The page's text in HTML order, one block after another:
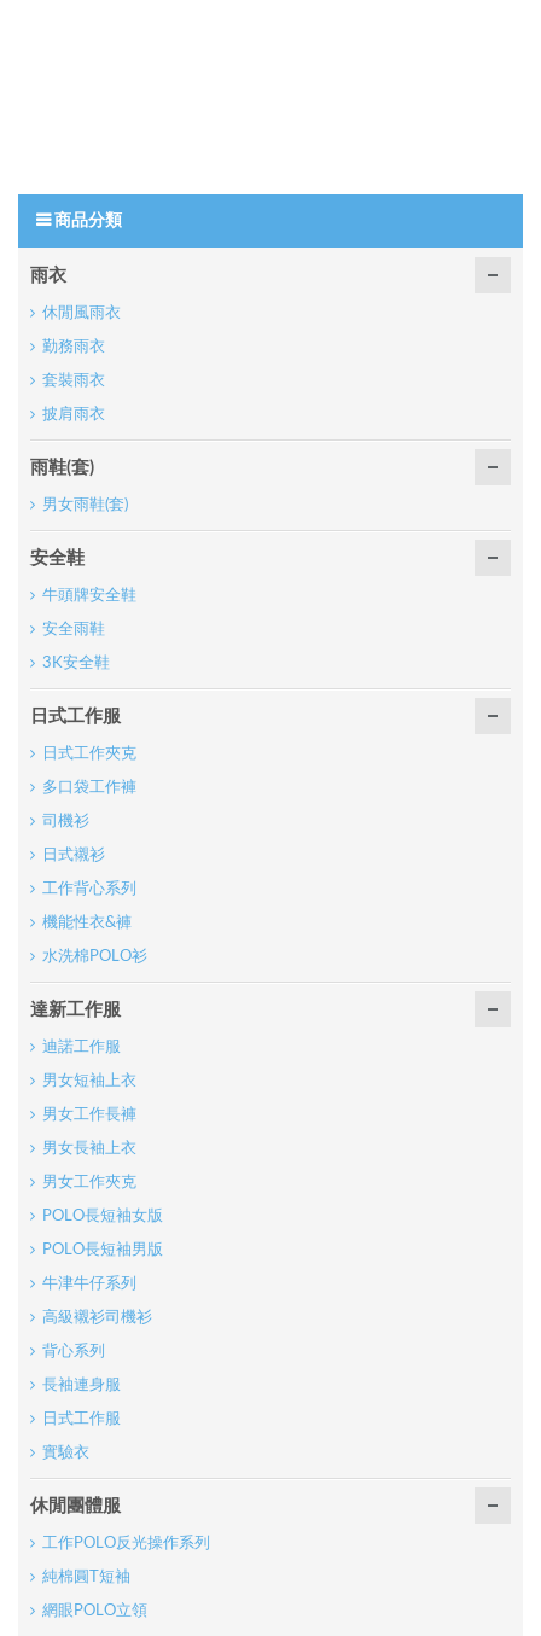
商品分類
雨衣
休閒風雨衣
勤務雨衣
套裝雨衣
披肩雨衣
雨鞋(套)
男女雨鞋(套)
安全鞋
牛頭牌安全鞋
安全雨鞋
3K安全鞋
日式工作服
日式工作夾克
多口袋工作褲
司機衫
日式襯衫
工作背心系列
機能性衣&褲
水洗棉POLO衫
達新工作服
迪諾工作服
男女短袖上衣
男女工作長褲
男女長袖上衣
男女工作夾克
POLO長短袖女版
POLO長短袖男版
牛津牛仔系列
高級襯衫司機衫
背心系列
長袖連身服
日式工作服
實驗衣
休閒團體服
工作POLO反光操作系列
純棉圓T短袖
網眼POLO立領